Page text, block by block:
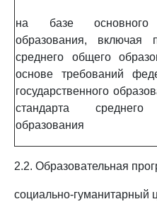
на базе основного
образования, включая
среднего общего
основе требований
государственного
стандарта
образования
2.2. Образовательная
социально-гуманитарный